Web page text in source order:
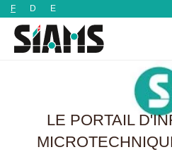
F D E
LE PORTAIL
Panneau de gestion des cookies